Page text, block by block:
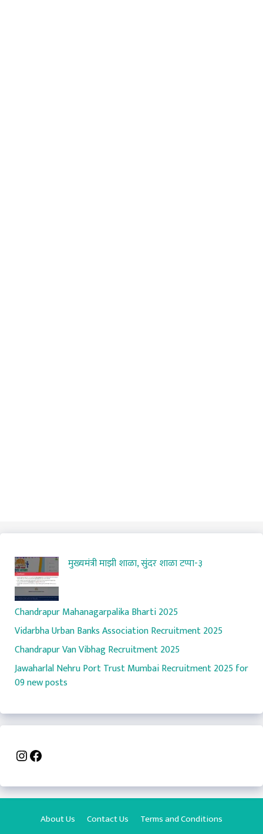
मुख्यमंत्री माझी शाळा, सुंदर शाळा टप्पा-३
Chandrapur Mahanagarpalika Bharti 2025
Vidarbha Urban Banks Association Recruitment 2025
Chandrapur Van Vibhag Recruitment 2025
Jawaharlal Nehru Port Trust Mumbai Recruitment 2025 for
09 new posts
Instagram
Facebook
About Us Contact Us
Terms and Conditions